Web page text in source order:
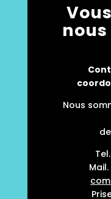
Nous
Tel.
Mail.